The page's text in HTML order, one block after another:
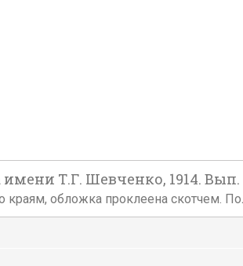
Т.Г. Шевченко, 1914. Вып.
обложка проклеена скотчем.